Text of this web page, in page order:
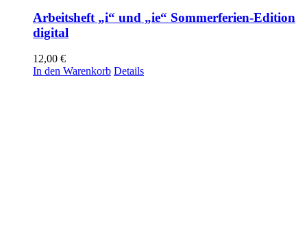
Arbeitsheft „i“ und „ie“ Sommerferien-Edition
digital
12,00 €
In den Warenkorb Details